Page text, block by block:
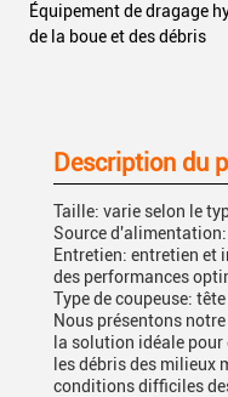
Équipement de dragage
de la boue et des débris
Description du
Taille: varie selon le
Source
Entretien: entretien et
des performances
Type de coupeuse:
Nous présentons
la solution idéale
les débris des milieux
conditions difficiles